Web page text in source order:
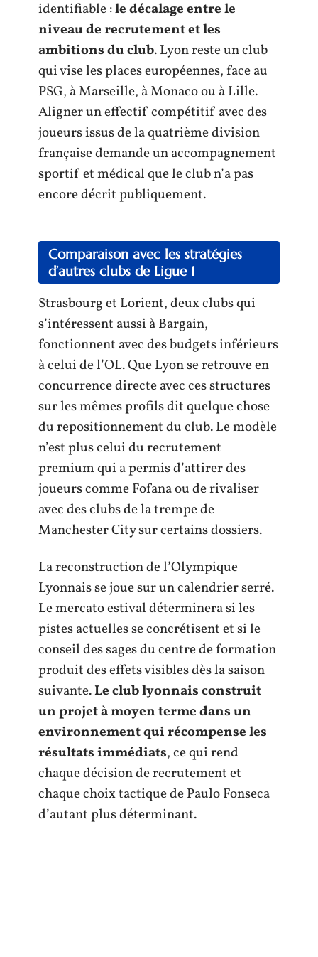
identifiable :le décalage entre le
niveau de recrutement et les
ambitions du club. Lyon reste un club
qui vise les places européennes, face au
PSG, à Marseille, à Monaco ou à Lille.
Aligner un effectif compétitif avec des
joueurs issus de la quatrième division
française demande un accompagnement
sportif et médical que le club n’a pas
encore décrit publiquement.
Comparaison avec les stratégies
d’autres clubs de Ligue 1
Strasbourg et Lorient, deux clubs qui
s’intéressent aussi à Bargain,
fonctionnent avec des budgets inférieurs
à celui de l’OL. Que Lyon se retrouve en
concurrence directe avec ces structures
sur les mêmes profils dit quelque chose
du repositionnement du club. Le modèle
n’est plus celui du recrutement
premium qui a permis d’attirer des
joueurs comme Fofana ou de rivaliser
avec des clubs de la trempe de
Manchester City sur certains dossiers.
La reconstruction de l’Olympique
Lyonnais se joue sur un calendrier serré.
Le mercato estival déterminera si les
pistes actuelles se concrétisent et si le
conseil des sages du centre de formation
produit des effets visibles dès la saison
suivante.Le club lyonnais construit
un projet à moyen terme dans un
environnement qui récompense les
résultats immédiats, ce qui rend
chaque décision de recrutement et
chaque choix tactique de Paulo Fonseca
d’autant plus déterminant.